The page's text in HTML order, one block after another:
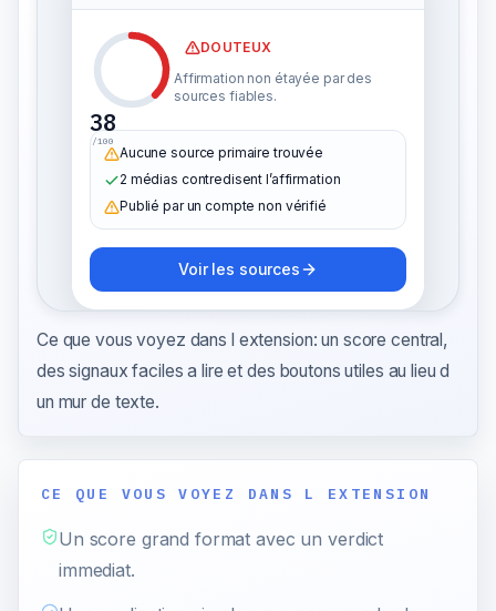
38
/100
DOUTEUX
Affirmation non étayée par des
sources fiables.
Aucune source primaire trouvée
2 médias contredisent l’affirmation
Publié par un compte non vérifié
Voir les sources
Ce que vous voyez dans l extension: un score central,
des signaux faciles a lire et des boutons utiles au lieu d
un mur de texte.
CE QUE VOUS VOYEZ DANS L EXTENSION
Un score grand format avec un verdict
immediat.